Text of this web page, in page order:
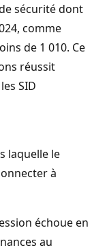
sécurité dont
comme
de 1 010. Ce
réussit
SID
laquelle le
à
échoue en
au